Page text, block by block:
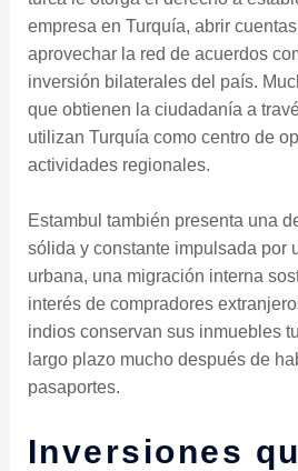
empresa en Turquía, abrir
aprovechar la red de acuerdos
inversión bilaterales del país.
que obtienen la ciudadanía a
utilizan Turquía como centro de
actividades regionales.
Estambul también presenta una
sólida y constante impulsada por
urbana, una migración interna
interés de compradores
indios conservan sus inmuebles
largo plazo mucho después de
pasaportes.
Inversiones